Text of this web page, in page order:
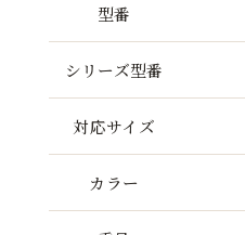
型番
シリーズ型番
対応サイズ
カラー